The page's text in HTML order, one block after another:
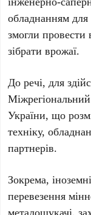
обладнанням для
змогли провести
зібрати врожаї.
До речі, для
України, що
техніку,
партнерів.
Зокрема,
перевезення
металошукачі,